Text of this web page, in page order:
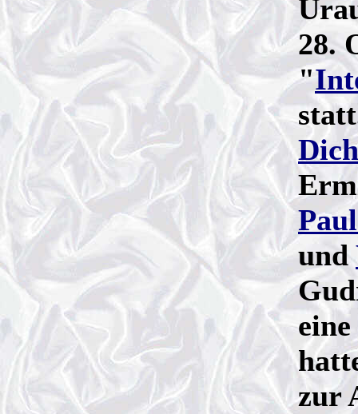
28.
"
Dich
und
zur